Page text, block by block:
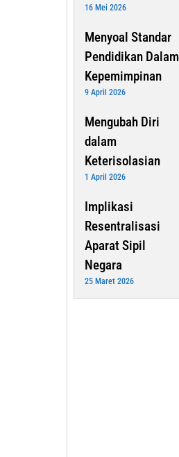
16 Mei 2026
Menyoal Standar
Pendidikan Dalam
Kepemimpinan
9 April 2026
Mengubah Diri
dalam
Keterisolasian
1 April 2026
Implikasi
Resentralisasi
Aparat Sipil
Negara
25 Maret 2026